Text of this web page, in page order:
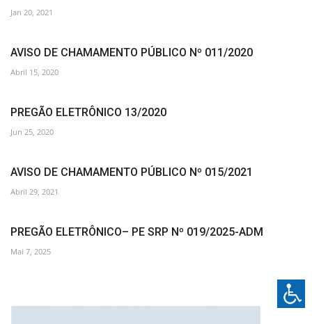
Jan 20, 2021
AVISO DE CHAMAMENTO PÚBLICO Nº 011/2020
Abril 15, 2020
PREGÃO ELETRÔNICO 13/2020
Jun 25, 2020
AVISO DE CHAMAMENTO PÚBLICO Nº 015/2021
Abril 29, 2021
PREGÃO ELETRÔNICO– PE SRP Nº 019/2025-ADM
Mai 7, 2025